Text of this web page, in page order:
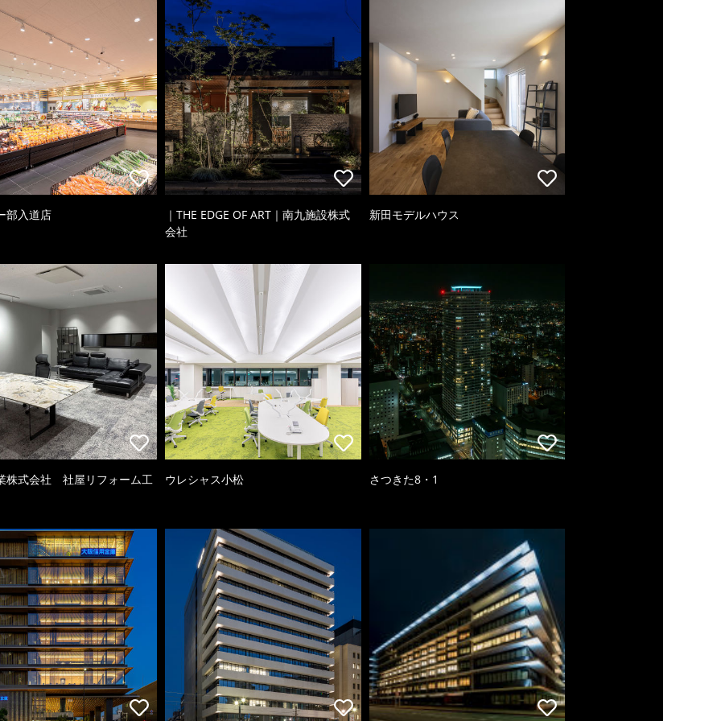
部入道店
｜THE EDGE OF ART｜南九施設株式
会社
新田モデルハウス
株式会社 社屋リフォーム工 ウレシャス小松 さつきた8・1